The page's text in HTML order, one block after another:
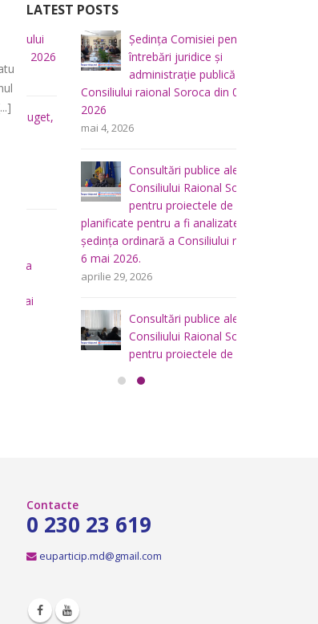
Реакция Евроcоюза на пандемию
COVID-19 в странах Восточного
партнерства
В рамках своей глобальной реакции
на вспышку коронавируса
Европейская Комиссия выделяет
пакет экстренной помощи Армении,
Республике [...]
aprilie 4, 2020 0 Comments
LATEST POSTS
Ședința Comisiei pentru
întrebări juridice şi
administraţie publică a
Consiliului raional Soroca din 04 mai
2026
mai 4, 2026
Consultări publice ale
Consiliului Raional Soroca
pentru proiectele de decizie
planificate pentru a fi analizate la
ședința ordinară a Consiliului raional din
6 mai 2026.
aprilie 29, 2026
Consultări publice ale
Consiliului Raional Soroca
pentru proiectele de decizie
ședința ordinară a Consiliului raional
0 230 23 619